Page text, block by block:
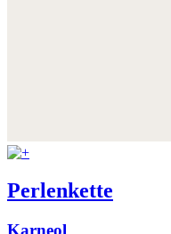
Perlenkette
Karneol